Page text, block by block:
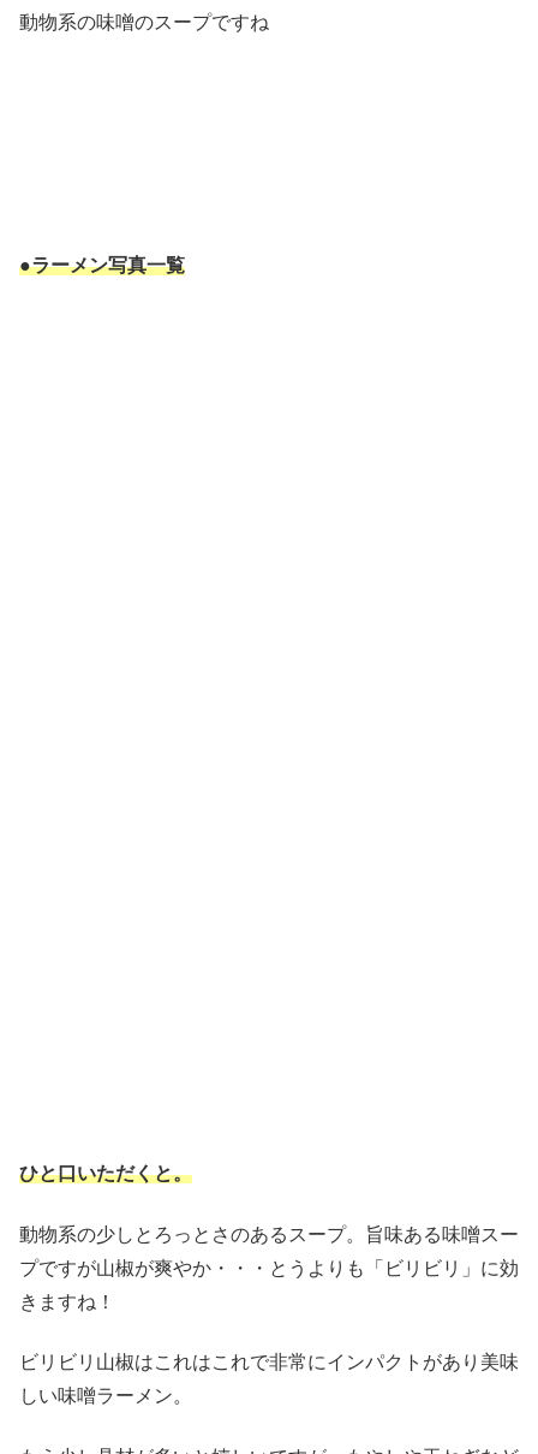
動物系の味噌のスープですね
●ラーメン写真一覧
ひと口いただくと。
動物系の少しとろっとさのあるスープ。旨味ある味噌スー
プですが山椒が爽やか・・・とうよりも「ビリビリ」に効
きますね！
ビリビリ山椒はこれはこれで非常にインパクトがあり美味
しい味噌ラーメン。